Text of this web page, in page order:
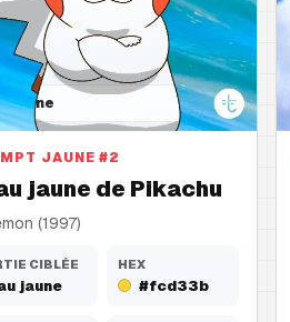
jaune
JAUNE #2
jaune de Pikachu
(1997)
CIBLÉE
jaune
HEX
#fcd33b